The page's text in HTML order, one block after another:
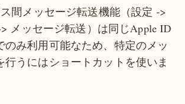
間メッセージ転送機能（設定 ->
メッセージ転送）は同じApple ID
のみ利用可能なため、特定のメッ
行うにはショートカットを使いま